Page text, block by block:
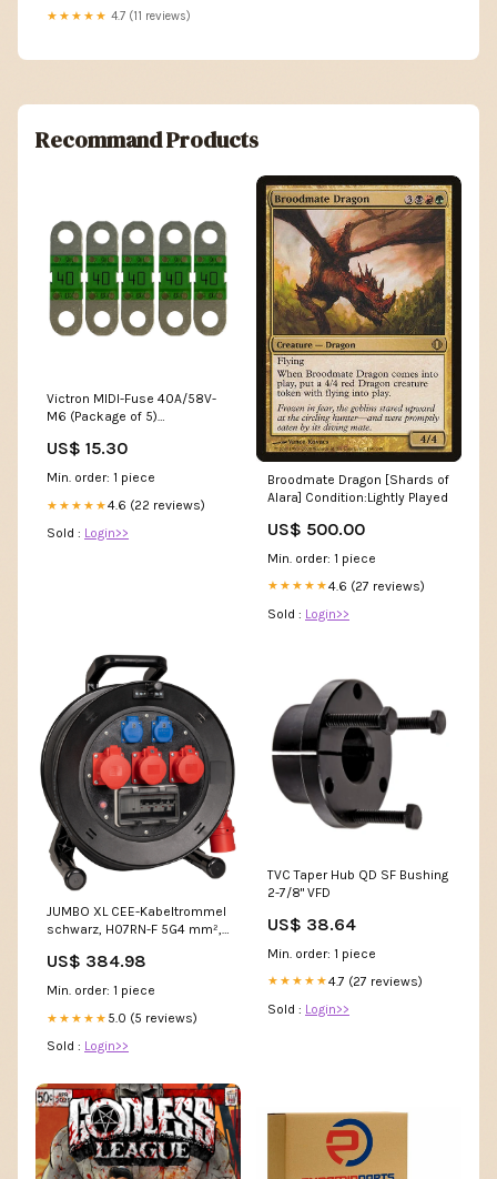
★★★★★ 4.7 (11 reviews)
Recommand Products
Victron MIDI-Fuse 40A/58V-
M6 (Package of 5)
TOE RAIL PAD EYES
US$ 15.30
Min. order: 1 piece
★★★★★4.6 (22 reviews)
Sold : Login>>
Broodmate Dragon [Shards of
Alara] Condition:Lightly Played
US$ 500.00
Min. order: 1 piece
★★★★★4.6 (27 reviews)
Sold : Login>>
JUMBO XL CEE-Kabeltrommel
schwarz, H07RN-F 5G4 mm²,
A, 2 × CEE-Steckdose 16 A, 2
× Schutzkontakt-Steckdose
US$ 384.98
Min. order: 1 piece
★★★★★ 5.0 (5 reviews)
Sold : Login>>
TVC Taper Hub QD SF Bushing
2-7/8" VFD
US$ 38.64
Min. order: 1 piece
★★★★★4.7 (27 reviews)
Sold : Login>>